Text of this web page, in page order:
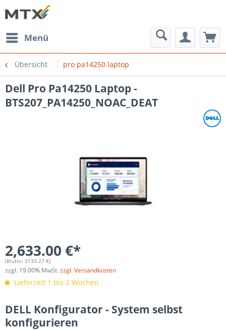
Menü
Übersicht pro pa14250 laptop
Dell Pro Pa14250 Laptop -
BTS207_PA14250_NOAC_DEAT
2,633.00 €*
(Brutto: 3133.27 €)
zzgl. 19.00% MwSt.zzgl. Versandkosten
Lieferzeit 1 bis 2 Wochen
DELL Konfigurator - System selbst
konfigurieren